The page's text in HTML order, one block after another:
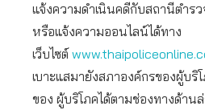
แจ้งความดำเนินคดีกับสถานีตำร
หรือแจ้งความออนไลน์ได้ทาง
เว็บไซต์
เบาะแสมายังสภาองค์กรของผู้บ
ของ ผู้บริโภคได้ตามช่องทางด้าน